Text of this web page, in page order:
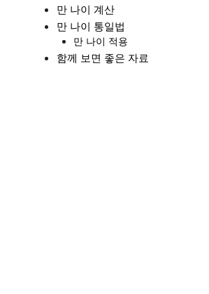
만 나이 계산
만 나이 통일법
만 나이 적용
함께 보면 좋은 자료